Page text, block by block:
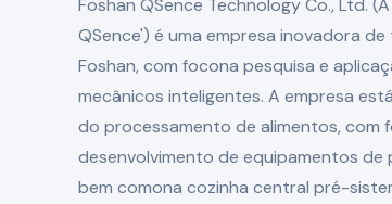
Foshan QSence Technology Co., Ltd.
QSence') é uma empresa inovadora
Foshan, com focona pesquisa e
mecânicos inteligentes. A empresa
do processamento de alimentos, com
desenvolvimento de equipamentos
bem comona cozinha central pré-